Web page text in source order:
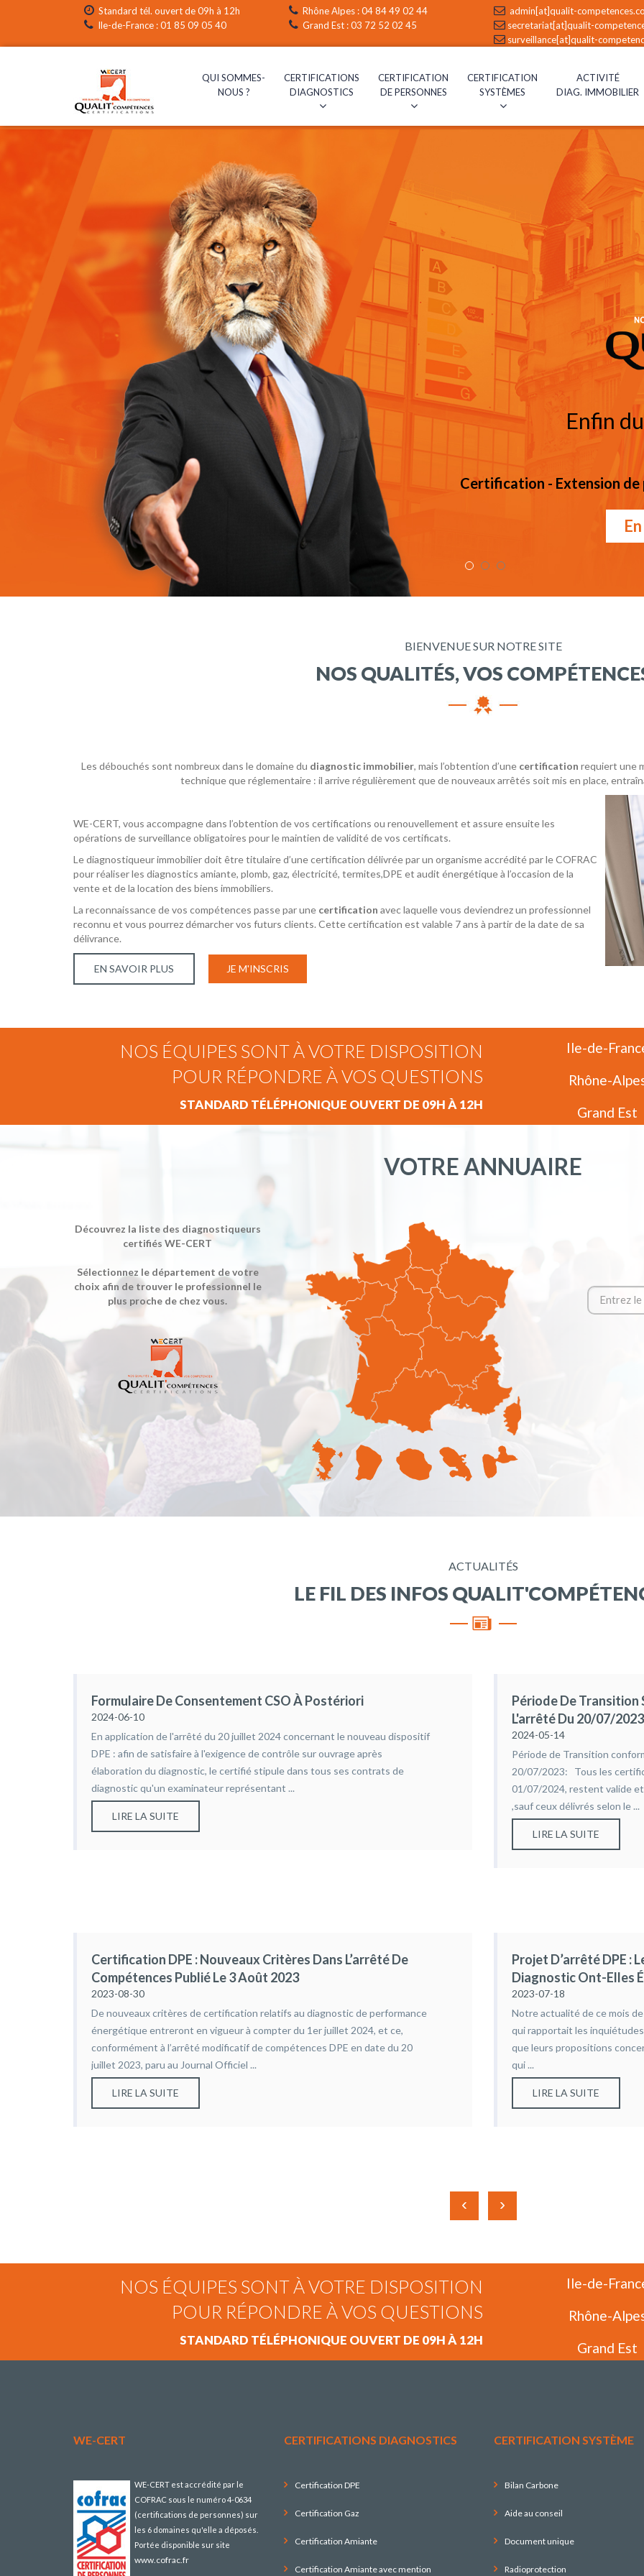
Standard tél. ouvert de 09h à 12h
Ile-de-France :01 85 09 05 40
Rhône Alpes :04 84 49 02 44
Grand Est :03 72 52 02 45
admin[at]qualit-
secretariat[at]qualit-
surveillance[at]qualit-
QUI SOMMES-
NOUS ?
CERTIFICATIONS
DIAGNOSTICS
CERTIFICATION
DE PERSONNES
CERTIFICATION
SYSTÈMES
ACTIVITÉ
DIAG. IMMOBILIER
Enfin
Certification - Extension
BIENVENUE SUR NOTRE SITE
NOS QUALITÉS, VOS
Les débouchés sont nombreux dans le domaine du diagnostic immobilier, mais l’obtention d’une certification requiert une
technique que réglementaire : il arrive régulièrement que de nouveaux arrêtés soit mis en place,
WE-CERT, vous accompagne dans l’obtention de vos certifications ou renouvellement et assure ensuite les
opérations de surveillance obligatoires pour le maintien de validité de vos certificats.
Le diagnostiqueur immobilier doit être titulaire d’une certification délivrée par un organisme accrédité par le COFRAC
pour réaliser les diagnostics amiante, plomb, gaz, électricité, termites,DPE et audit énergétique à l’occasion de la
vente et de la location des biens immobiliers.
La reconnaissance de vos compétences passe par une certification avec laquelle vous deviendrez un professionnel
reconnu et vous pourrez démarcher vos futurs clients. Cette certification est valable 7 ans à partir de la date de sa
délivrance.
EN SAVOIR PLUS JE M'INSCRIS
NOS ÉQUIPES SONT À VOTRE DISPOSITION
POUR RÉPONDRE À VOS QUESTIONS
STANDARD TÉLÉPHONIQUE OUVERT DE 09H À 12H
Ile-de-
Rhône-
Grand Est
VOTRE ANNUAIRE
Découvrez la liste des diagnostiqueurs
certifiés WE-CERT
Sélectionnez le département de votre
choix afin de trouver le professionnel le
plus proche de chez vous.
ACTUALITÉS
LE FIL DES INFOS
Formulaire De Consentement CSO À Postériori
2024-06-10
En application de l'arrêté du 20 juillet 2024 concernant le nouveau dispositif
DPE : afin de satisfaire à l'exigence de contrôle sur ouvrage après
élaboration du diagnostic, le certifié stipule dans tous ses contrats de
diagnostic qu'un examinateur représentant ...
LIRE LA SUITE
Période De Transition
L'arrêté Du 20/07/
2024-05-14
Période de Transition
20/07/2023: Tous les
01/07/2024, restent valide
,sauf ceux délivrés selon le ...
LIRE LA SUITE
Certification DPE : Nouveaux Critères Dans L’arrêté De
Compétences Publié Le 3 Août 2023
2023-08-30
De nouveaux critères de certification relatifs au diagnostic de performance
énergétique entreront en vigueur à compter du 1er juillet 2024, et ce,
conformément à l’arrêté modificatif de compétences DPE en date du 20
juillet 2023, paru au Journal Officiel ...
LIRE LA SUITE
Projet D’arrêté DPE :
Diagnostic Ont-Elles
2023-07-18
Notre actualité de ce mois
qui rapportait les
que leurs propositions
qui ...
LIRE LA SUITE
‹ ›
NOS ÉQUIPES SONT À VOTRE DISPOSITION
POUR RÉPONDRE À VOS QUESTIONS
STANDARD TÉLÉPHONIQUE OUVERT DE 09H À 12H
Ile-de-
Rhône-
Grand Est
WE-CERT
WE-CERT est accrédité par le
COFRAC sous le numéro 4-0634
(certifications de personnes) sur
les 6 domaines qu'elle a déposés.
Portée disponible sur site
www.cofrac.fr
CERTIFICATIONS DIAGNOSTICS
Certification DPE
Certification Gaz
Certification Amiante
Certification Amiante avec mention
CERTIFICATION SYSTÈME
Bilan Carbone
Aide au conseil
Document unique
Radioprotection